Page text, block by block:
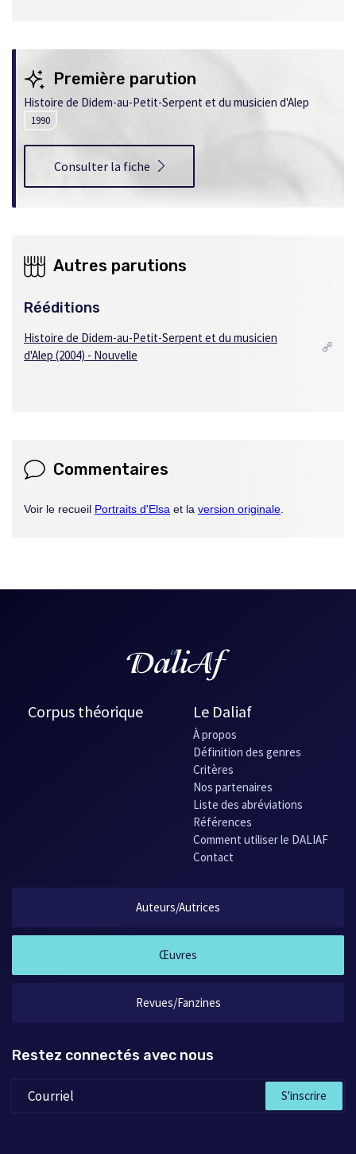
Première parution
Histoire de Didem-au-Petit-Serpent et du musicien d'Alep
1990
Consulter la fiche
Autres parutions
Rééditions
Histoire de Didem-au-Petit-Serpent et du musicien
d'Alep (2004) - Nouvelle
Commentaires
Voir le recueil Portraits d'Elsa et la version originale
Corpus théorique Le Daliaf
À propos
Définition des genres
Critères
Nos partenaires
Liste des abréviations
Références
Comment utiliser le DALIAF
Contact
Auteurs/Autrices
Œuvres
Revues/Fanzines
Restez connectés avec nous
S'inscrire